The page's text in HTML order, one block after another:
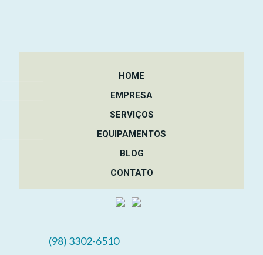
HOME
EMPRESA
SERVIÇOS
EQUIPAMENTOS
BLOG
CONTATO
(98) 3302-6510